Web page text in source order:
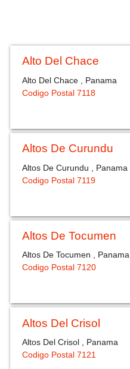
Alto Del Chace
Alto Del Chace , Panama
Codigo Postal 7118
Altos De Curundu
Altos De Curundu , Panama
Codigo Postal 7119
Altos De Tocumen
Altos De Tocumen , Panama
Codigo Postal 7120
Altos Del Crisol
Altos Del Crisol , Panama
Codigo Postal 7121